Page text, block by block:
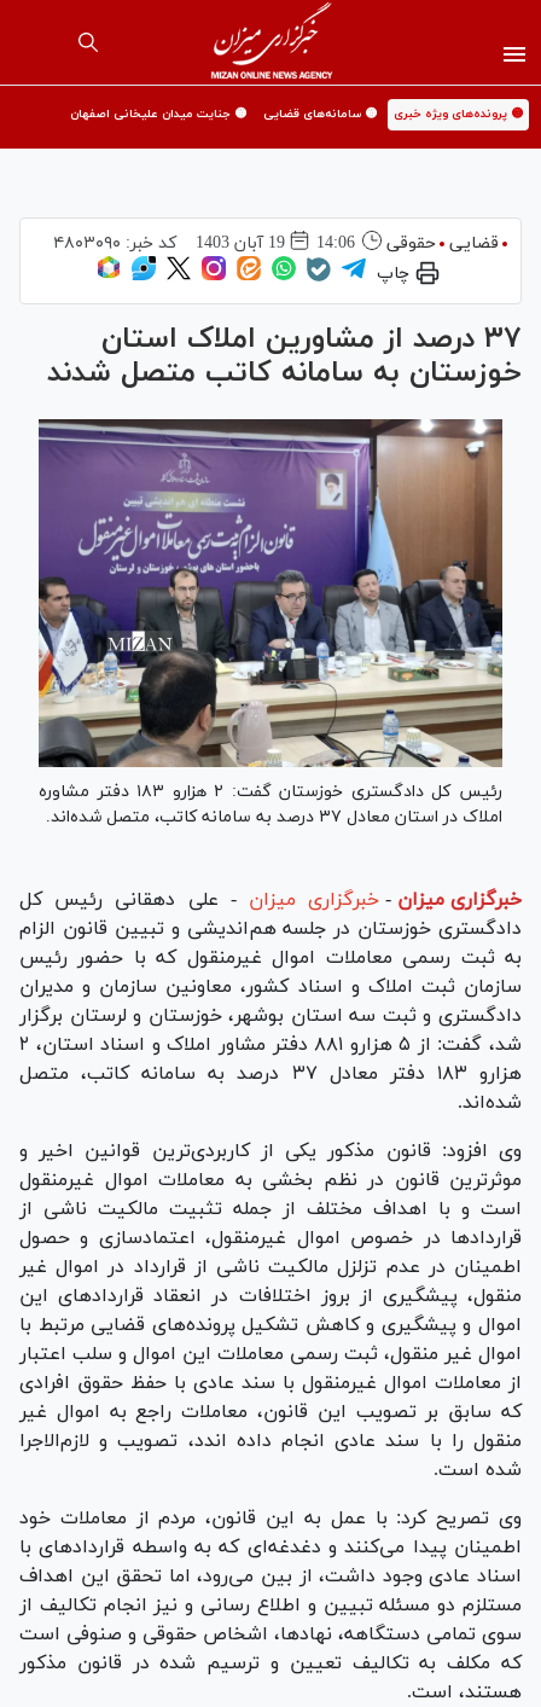
🟡 پرونده‌های ویژه خبری 🟡 سامانه‌های قضایی 🟡 جنایت میدان علیخانی اصفهان
قضایی حقوقی 14:06 19 آبان 1403 کد خبر: ۴۸۰۳۰۹۰
چاپ
۳۷ درصد از مشاورین املاک استان
خوزستان به سامانه کاتب متصل شدند
رئیس کل دادگستری خوزستان گفت: ۲ هزارو ۱۸۳ دفتر مشاوره
املاک در استان معادل ۳۷ درصد به سامانه کاتب، متصل شده‌اند.
خبرگزاری میزان - خبرگزاری میزان - علی دهقانی رئیس کل
دادگستری خوزستان در جلسه هم‌اندیشی و تبیین قانون الزام
به ثبت رسمی معاملات اموال غیرمنقول که با حضور رئیس
سازمان ثبت املاک و اسناد کشور، معاونین سازمان و مدیران
دادگستری و ثبت سه استان بوشهر، خوزستان و لرستان برگزار
شد، گفت: از ۵ هزارو ۸۸۱ دفتر مشاور املاک و اسناد استان، ۲
هزارو ۱۸۳ دفتر معادل ۳۷ درصد به سامانه کاتب، متصل
شده‌اند.
وی افزود: قانون مذکور یکی از کاربردی‌ترین قوانین اخیر و
موثرترین قانون در نظم بخشی به معاملات اموال غیرمنقول
است و با اهداف مختلف از جمله تثبیت مالکیت ناشی از
قرارداد‌ها در خصوص اموال غیرمنقول، اعتمادسازی و حصول
اطمینان در عدم تزلزل مالکیت ناشی از قرارداد در اموال غیر
منقول، پیشگیری از بروز اختلافات در انعقاد قرارداد‌های این
اموال و پیشگیری و کاهش تشکیل پرونده‌های قضایی مرتبط با
اموال غیر منقول، ثبت رسمی معاملات این اموال و سلب اعتبار
از معاملات اموال غیرمنقول با سند عادی با حفظ حقوق افرادی
که سابق بر تصویب این قانون، معاملات راجع به اموال غیر
منقول را با سند عادی انجام داده اندد، تصویب و لازم‌الاجرا
شده است.
وی تصریح کرد: با عمل به این قانون، مردم از معاملات خود
اطمینان پیدا می‌کنند و دغدغه‌ای که به واسطه قرارداد‌های با
اسناد عادی وجود داشت، از بین می‌رود، اما تحقق این اهداف
مستلزم دو مسئله تبیین و اطلاع رسانی و نیز انجام تکالیف از
سوی تمامی دستگاهه، نهادها، اشخاص حقوقی و صنوفی است
که مکلف به تکالیف تعیین و ترسیم شده در قانون مذکور
هستند، است.